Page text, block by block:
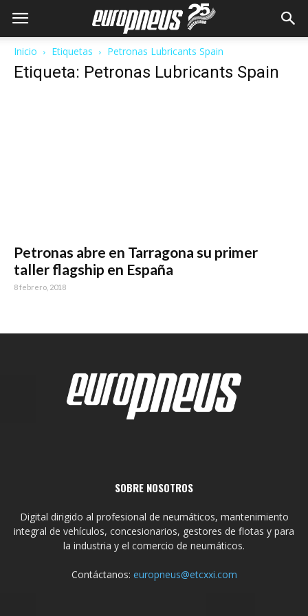
Inicio Etiquetas Petronas Lubricants Spain
Etiqueta: Petronas Lubricants Spain
Petronas abre en Tarragona su primer
taller flagship en España
8 febrero, 2018
SOBRE NOSOTROS
Digital dirigido al profesional de neumáticos, mantenimiento
integral de vehículos, concesionarios, gestores de flotas y para
la industria y el comercio de neumáticos.
Contáctanos: europneus@etcxxi.com